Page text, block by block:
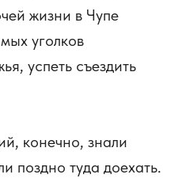
жизни в Чупе
уголков
успеть съездить
конечно, знали
поздно туда доехать.